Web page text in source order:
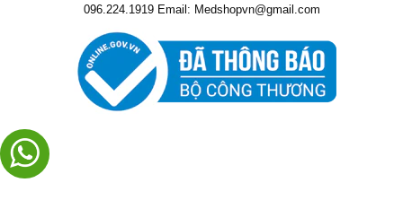
096.224.1919 Email: Medshopvn@gmail.com